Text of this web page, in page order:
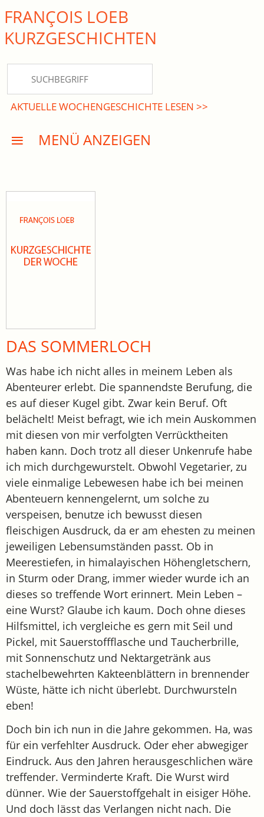
close Submenü
KURZGESCHICHTEN
DREISATZROMANE
PRESSE
FRANÇOIS LOEB
KURZ­GESCHICHTEN
AKTUELLE WOCHENGESCHICHTE LESEN >>
MENÜ ANZEIGEN
DAS SOMMERLOCH
Was habe ich nicht alles in meinem Leben als
Abenteurer erlebt. Die spannendste Berufung, die
es auf dieser Kugel gibt. Zwar kein Beruf. Oft
belächelt! Meist befragt, wie ich mein Auskommen
mit diesen von mir verfolgten Verrücktheiten
haben kann. Doch trotz all dieser Unkenrufe habe
ich mich durchgewurstelt. Obwohl Vegetarier, zu
viele einmalige Lebewesen habe ich bei meinen
Abenteuern kennengelernt, um solche zu
verspeisen, benutze ich bewusst diesen
fleischigen Ausdruck, da er am ehesten zu meinen
jeweiligen Lebensumständen passt. Ob in
Meerestiefen, in himalayischen Höhengletschern,
in Sturm oder Drang, immer wieder wurde ich an
dieses so treffende Wort erinnert. Mein Leben –
eine Wurst? Glaube ich kaum. Doch ohne dieses
Hilfsmittel, ich vergleiche es gern mit Seil und
Pickel, mit Sauerstoffflasche und Taucherbrille,
mit Sonnenschutz und Nektargetränk aus
stachelbewehrten Kakteenblättern in brennender
Wüste, hätte ich nicht überlebt. Durchwursteln
eben!
Doch bin ich nun in die Jahre gekommen. Ha, was
für ein verfehlter Ausdruck. Oder eher abwegiger
Eindruck. Aus den Jahren herausgeschlichen wäre
treffender. Verminderte Kraft. Die Wurst wird
dünner. Wie der Sauerstoffgehalt in eisiger Höhe.
Und doch lässt das Verlangen nicht nach. Die